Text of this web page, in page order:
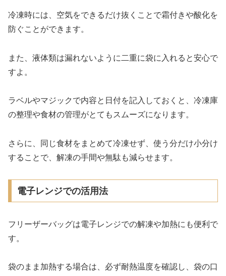
冷凍時には、空気をできるだけ抜くことで霜付きや酸化を
防ぐことができます。
また、液体類は漏れないように二重に袋に入れると安心で
すよ。
ラベルやマジックで内容と日付を記入しておくと、冷凍庫
の整理や食材の管理がとてもスムーズになります。
さらに、同じ食材をまとめて冷凍せず、使う分だけ小分け
することで、解凍の手間や無駄も減らせます。
電子レンジでの活用法
フリーザーバッグは電子レンジでの解凍や加熱にも便利で
す。
袋のまま加熱する場合は、必ず耐熱温度を確認し、袋の口